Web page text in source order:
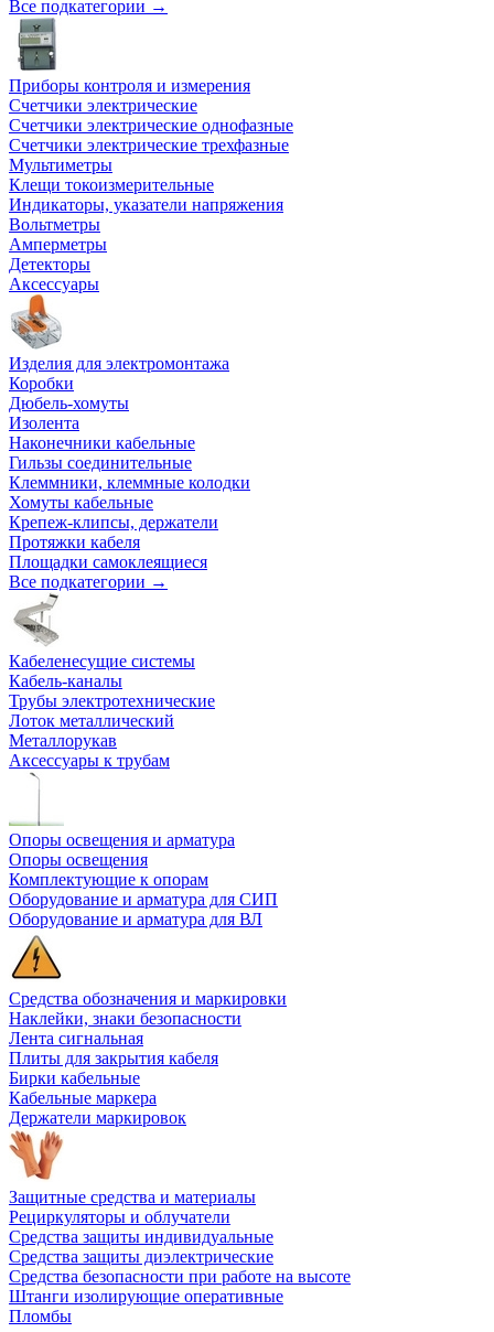
Все подкатегории →
Приборы контроля и измерения
Счетчики электрические
Счетчики электрические однофазные
Счетчики электрические трехфазные
Мультиметры
Клещи токоизмерительные
Индикаторы, указатели напряжения
Вольтметры
Амперметры
Детекторы
Аксессуары
Изделия для электромонтажа
Коробки
Дюбель-хомуты
Изолента
Наконечники кабельные
Гильзы соединительные
Клеммники, клеммные колодки
Хомуты кабельные
Крепеж-клипсы, держатели
Протяжки кабеля
Площадки самоклеящиеся
Все подкатегории →
Кабеленесущие системы
Кабель-каналы
Трубы электротехнические
Лоток металлический
Металлорукав
Аксессуары к трубам
Опоры освещения и арматура
Опоры освещения
Комплектующие к опорам
Оборудование и арматура для СИП
Оборудование и арматура для ВЛ
Средства обозначения и маркировки
Наклейки, знаки безопасности
Лента сигнальная
Плиты для закрытия кабеля
Бирки кабельные
Кабельные маркера
Держатели маркировок
Защитные средства и материалы
Рециркуляторы и облучатели
Средства защиты индивидуальные
Средства защиты диэлектрические
Средства безопасности при работе на высоте
Штанги изолирующие оперативные
Пломбы